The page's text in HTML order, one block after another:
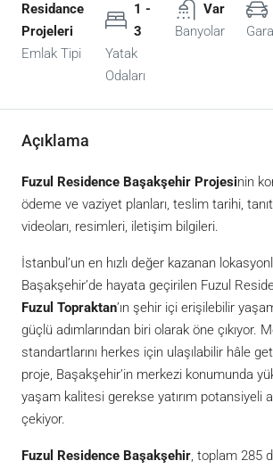
Residance
Projeleri
Emlak Tipi
1 -
3
Yatak
Odaları
Var
Banyolar
Açıklama
Fuzul Residence Başakşehir Projesinin
ödeme ve vaziyet planları, teslim tarihi,
videoları, resimleri, iletişim bilgileri.
İstanbul’un en hızlı değer kazanan
Başakşehir’de hayata geçirilen Fuzul
Fuzul Topraktan’ın şehir içi erişilebilir
güçlü adımlarından biri olarak öne çıkıyor.
standartlarını herkes için ulaşılabilir hâle
proje, Başakşehir’in merkezi konumunda
yaşam kalitesi gerekse yatırım potansiyeli
çekiyor.
Fuzul Residence Başakşehir, toplam 285